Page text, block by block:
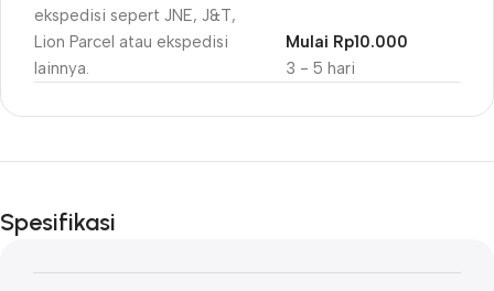
ekspedisi sepert JNE, J&T,
Lion Parcel atau ekspedisi
lainnya.
3 - 5 hari
Mulai Rp10.000
Unbeatable offers
Blowout!
Spesifikasi